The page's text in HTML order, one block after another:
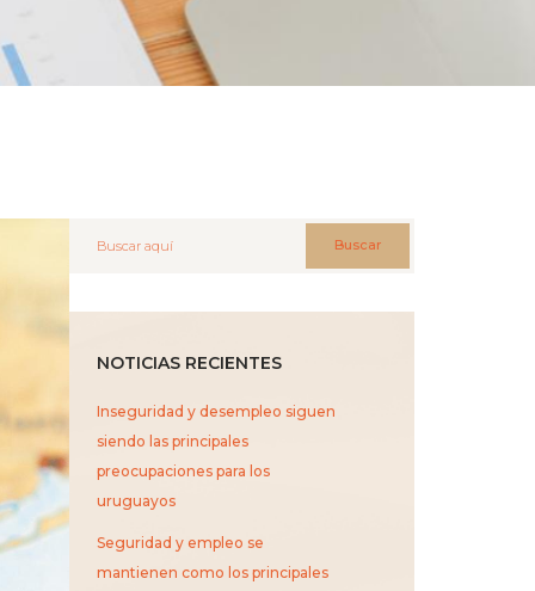
Buscar
NOTICIAS RECIENTES
Inseguridad y desempleo siguen
siendo las principales
preocupaciones para los
uruguayos
Seguridad y empleo se
mantienen como los principales